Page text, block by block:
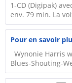
1-CD (Digipak)
env. 79 min. La
Pour en savoir
Wynonie Harris
Blues-Shouting-